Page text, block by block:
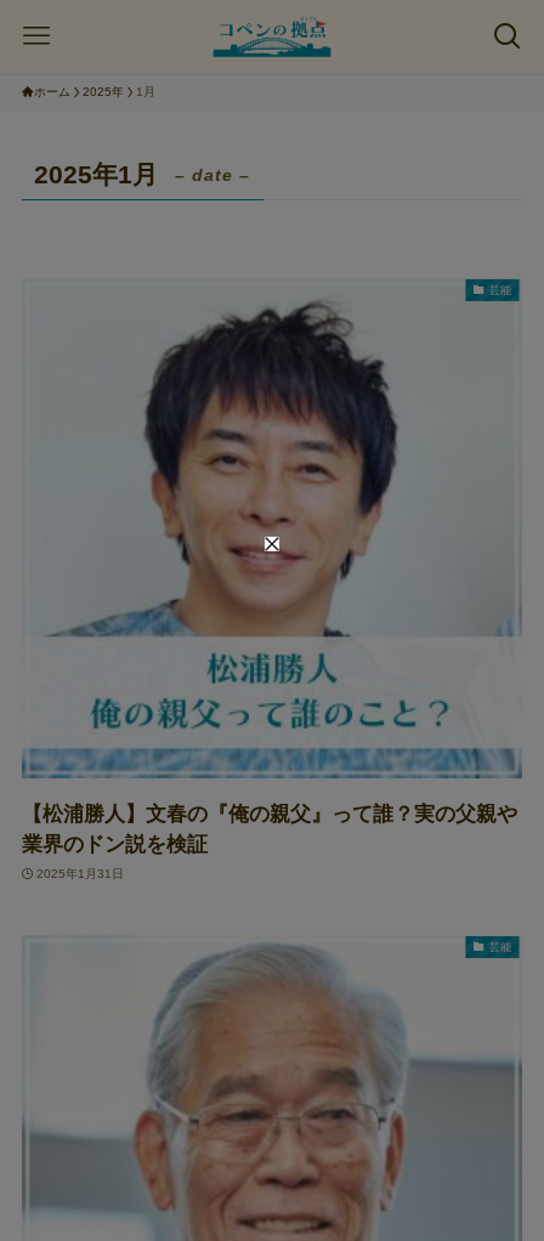
ホーム 2025年 1月
2025年1月 – date –
芸能
【松浦勝人】文春の『俺の親父』って誰？実の父親や
業界のドン説を検証
2025年1月31日
芸能